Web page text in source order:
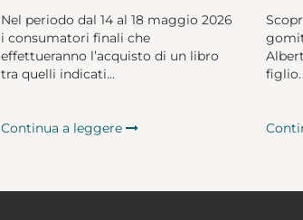
Nel periodo dal 14 al 18 maggio 2026
i consumatori finali che
effettueranno l’acquisto di un libro
tra quelli indicati...
Continua a leggere
figlio.